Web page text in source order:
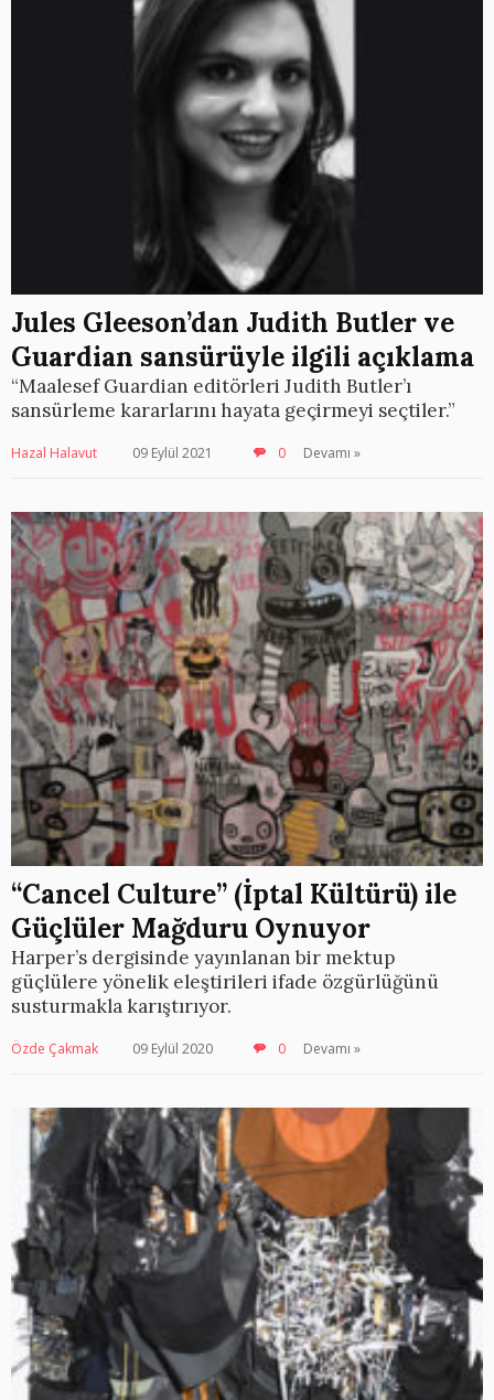
Jules Gleeson’dan Judith Butler ve
Guardian sansürüyle ilgili açıklama
“Maalesef Guardian editörleri Judith Butler’ı
sansürleme kararlarını hayata geçirmeyi seçtiler.”
Hazal Halavut 09 Eylül 2021 0 Devamı »
“Cancel Culture” (İptal Kültürü) ile
Güçlüler Mağduru Oynuyor
Harper’s dergisinde yayınlanan bir mektup
güçlülere yönelik eleştirileri ifade özgürlüğünü
susturmakla karıştırıyor.
Özde Çakmak 09 Eylül 2020 0 Devamı »